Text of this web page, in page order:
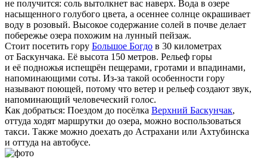
не получится: соль вытолкнет вас наверх. Вода в озере
насыщенного голубого цвета, а осеннее солнце окрашивает
воду в розовый. Высокое содержание солей в почве делает
побережье озера похожим на лунный пейзаж.
Стоит посетить гору Большое Богдо в 30 километрах
от Баскунчака. Её высота 150 метров. Рельеф горы
и её подножья испещрён пещерами, гротами и впадинами,
напоминающими соты. Из-за такой особенности гору
называют поющей, потому что ветер и рельеф создают звук,
напоминающий человеческий голос.
Как добраться: Поездом до посёлка Верхний Баскунчак,
оттуда ходят маршрутки до озера, можно воспользоваться
такси. Также можно доехать до Астрахани или Ахтубинска
и оттуда на автобусе.